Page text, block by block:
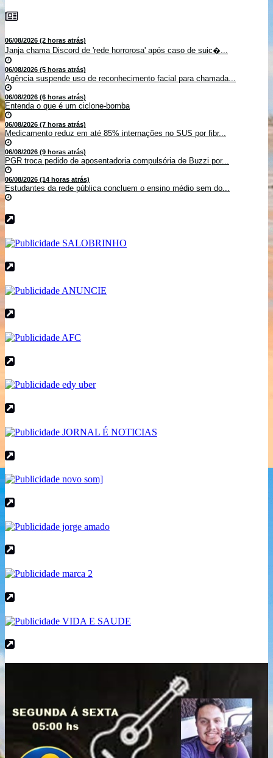
06/08/2026 (2 horas atrás)
Janja chama Discord de 'rede horrorosa' após caso de suic�...
06/08/2026 (5 horas atrás)
Agência suspende uso de reconhecimento facial para chamada...
06/08/2026 (6 horas atrás)
Entenda o que é um ciclone-bomba
06/08/2026 (7 horas atrás)
Medicamento reduz em até 85% internações no SUS por fibr...
06/08/2026 (9 horas atrás)
PGR troca pedido de aposentadoria compulsória de Buzzi por...
06/08/2026 (14 horas atrás)
Estudantes da rede pública concluem o ensino médio sem do...